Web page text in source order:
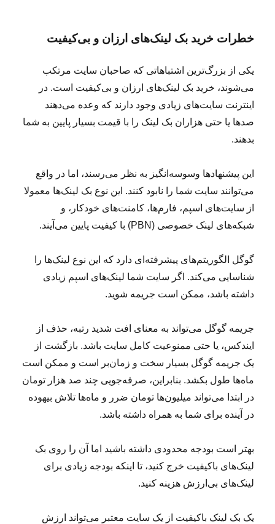
خطرات خرید بک لینک‌های ارزان و بی‌کیفیت
یکی از بزرگ‌ترین اشتباهاتی که صاحبان سایت مرتکب
می‌شوند، خرید بک لینک‌های ارزان و بی‌کیفیت است. در
اینترنت سایت‌های زیادی وجود دارند که وعده می‌دهند
صدها یا حتی هزاران بک لینک را با قیمت بسیار پایین به شما
بدهند.
این پیشنهادها وسوسه‌انگیز به نظر می‌رسند، اما در واقع
می‌توانند سایت شما را نابود کنند. این نوع بک لینک‌ها معمولا
از سایت‌های اسپم، فارم‌ها، کامنت‌های خودکار، و
شبکه‌های لینک خصوصی (PBN) با کیفیت پایین می‌آیند.
گوگل الگوریتم‌های پیشرفته‌ای دارد که این نوع لینک‌ها را
شناسایی می‌کند. اگر سایت شما لینک‌های اسپم زیادی
داشته باشد، ممکن است جریمه شوید.
جریمه گوگل می‌تواند به معنای افت شدید رتبه، حذف از
ایندکس، یا حتی ممنوعیت کامل سایت باشد. بازگشت از
یک جریمه گوگل بسیار سخت و زمان‌بر است و ممکن است
ماه‌ها طول بکشد. بنابراین، صرفه‌جویی چند صد هزار تومان
در ابتدا می‌تواند میلیون‌ها تومان ضرر و ماه‌ها تلاش بیهوده
در آینده برای شما به همراه داشته باشد.
بهتر است بودجه محدودی داشته باشید اما آن را روی بک
لینک‌های باکیفیت خرج کنید، تا اینکه بودجه زیادی برای
لینک‌های بی‌ارزش هزینه کنید.
یک بک لینک باکیفیت از یک سایت معتبر می‌تواند ارزش